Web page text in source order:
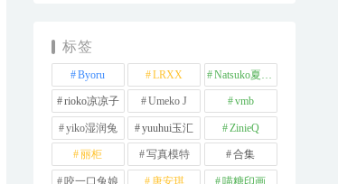
标签
Byoru LRXX Natsuko夏夏子
rioko凉凉子 Umeko J vmb
yiko湿润兔 yuuhui玉汇 ZinieQ
丽柜 写真模特 合集
咬一口兔娘 唐安琪 喵糖印画